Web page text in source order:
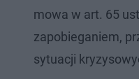
mowa w art. 65
zapobieganiem,
sytuacji